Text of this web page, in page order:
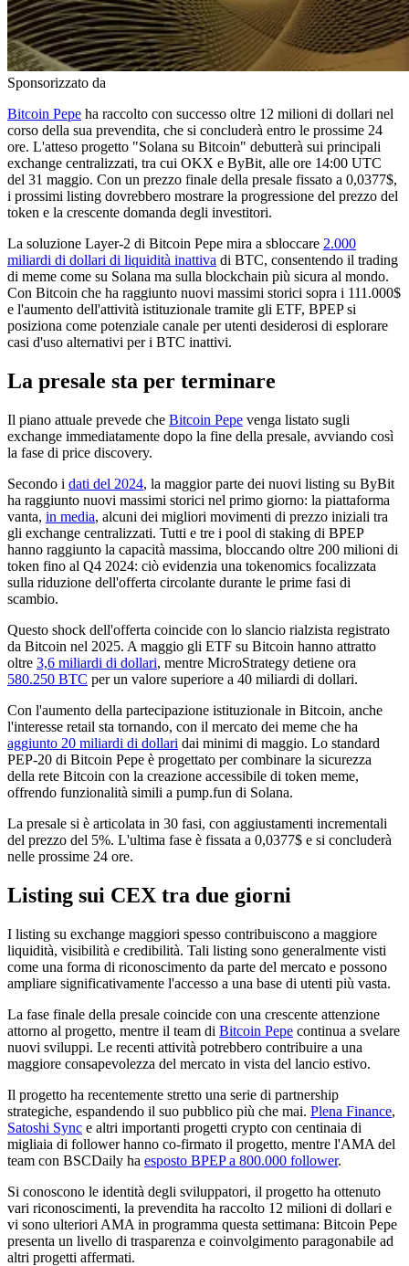
Sponsorizzato da
Bitcoin Pepe ha raccolto con successo oltre 12 milioni di dollari nel
corso della sua prevendita, che si concluderà entro le prossime 24
ore. L'atteso progetto "Solana su Bitcoin" debutterà sui principali
exchange centralizzati, tra cui OKX e ByBit, alle ore 14:00 UTC
del 31 maggio. Con un prezzo finale della presale fissato a 0,0377$,
i prossimi listing dovrebbero mostrare la progressione del prezzo del
token e la crescente domanda degli investitori.
La soluzione Layer-2 di Bitcoin Pepe mira a sbloccare 2.000
miliardi di dollari di liquidità inattiva di BTC, consentendo il trading
di meme come su Solana ma sulla blockchain più sicura al mondo.
Con Bitcoin che ha raggiunto nuovi massimi storici sopra i 111.000$
e l'aumento dell'attività istituzionale tramite gli ETF, BPEP si
posiziona come potenziale canale per utenti desiderosi di esplorare
casi d'uso alternativi per i BTC inattivi.
La presale sta per terminare
Il piano attuale prevede che Bitcoin Pepe venga listato sugli
exchange immediatamente dopo la fine della presale, avviando così
la fase di price discovery.
Secondo i dati del 2024, la maggior parte dei nuovi listing su ByBit
ha raggiunto nuovi massimi storici nel primo giorno: la piattaforma
vanta, in media, alcuni dei migliori movimenti di prezzo iniziali tra
gli exchange centralizzati. Tutti e tre i pool di staking di BPEP
hanno raggiunto la capacità massima, bloccando oltre 200 milioni di
token fino al Q4 2024: ciò evidenzia una tokenomics focalizzata
sulla riduzione dell'offerta circolante durante le prime fasi di
scambio.
Questo shock dell'offerta coincide con lo slancio rialzista registrato
da Bitcoin nel 2025. A maggio gli ETF su Bitcoin hanno attratto
oltre 3,6 miliardi di dollari, mentre MicroStrategy detiene ora
580.250 BTC per un valore superiore a 40 miliardi di dollari.
Con l'aumento della partecipazione istituzionale in Bitcoin, anche
l'interesse retail sta tornando, con il mercato dei meme che ha
aggiunto 20 miliardi di dollari dai minimi di maggio. Lo standard
PEP-20 di Bitcoin Pepe è progettato per combinare la sicurezza
della rete Bitcoin con la creazione accessibile di token meme,
offrendo funzionalità simili a pump.fun di Solana.
La presale si è articolata in 30 fasi, con aggiustamenti incrementali
del prezzo del 5%. L'ultima fase è fissata a 0,0377$ e si concluderà
nelle prossime 24 ore.
Listing sui CEX tra due giorni
I listing su exchange maggiori spesso contribuiscono a maggiore
liquidità, visibilità e credibilità. Tali listing sono generalmente visti
come una forma di riconoscimento da parte del mercato e possono
ampliare significativamente l'accesso a una base di utenti più vasta.
La fase finale della presale coincide con una crescente attenzione
attorno al progetto, mentre il team di Bitcoin Pepe continua a svelare
nuovi sviluppi. Le recenti attività potrebbero contribuire a una
maggiore consapevolezza del mercato in vista del lancio estivo.
Il progetto ha recentemente stretto una serie di partnership
strategiche, espandendo il suo pubblico più che mai. Plena Finance,
Satoshi Sync e altri importanti progetti crypto con centinaia di
migliaia di follower hanno co-firmato il progetto, mentre l'AMA del
team con BSCDaily ha esposto BPEP a 800.000 follower.
Si conoscono le identità degli sviluppatori, il progetto ha ottenuto
vari riconoscimenti, la prevendita ha raccolto 12 milioni di dollari e
vi sono ulteriori AMA in programma questa settimana: Bitcoin Pepe
presenta un livello di trasparenza e coinvolgimento paragonabile ad
altri progetti affermati.